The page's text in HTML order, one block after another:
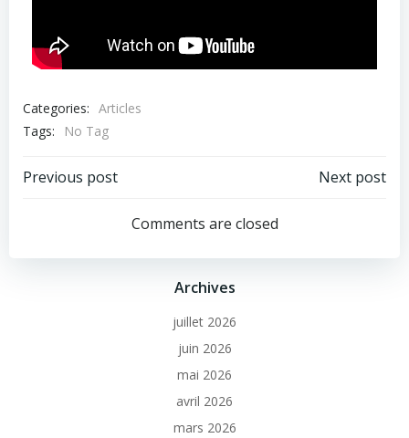
Categories: Articles
Tags:
No Tag
Previous post Next post
Comments are closed
Archives
juillet 2026
juin 2026
mai 2026
avril 2026
mars 2026